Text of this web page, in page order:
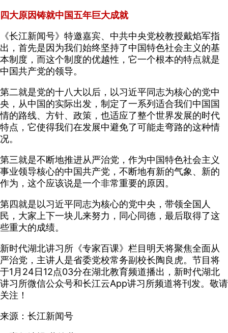
四大原因铸就中国五年巨大成就
《长江新闻号》特邀嘉宾、中共中央党校教授戴焰军指
出，首先是因为我们始终坚持了中国特色社会主义的基
本制度，而这个制度的优越性，它一个根本的特点就是
中国共产党的领导。
第二就是党的十八大以后，以习近平同志为核心的党中
央，从中国的实际出发，制定了一系列适合我们中国国
情的路线、方针、政策，也适应了整个世界发展的时代
特点，它使得我们在发展中避免了可能走弯路的这种情
况。
第三就是不断地推进从严治党，作为中国特色社会主义
事业领导核心的中国共产党，不断地有新的气象、新的
作为，这个应该说是一个非常重要的原因。
第四就是以习近平同志为核心的党中央，带领全国人
民，大家上下一块儿来努力，同心同德，最后取得了这
些重大的成绩。
新时代湖北讲习所《专家百课》栏目明天将聚焦全面从
严治党，主讲人是省委党校常务副校长陶良虎。节目将
于1月24日12点03分在湖北教育频道播出，新时代湖北
讲习所微信公众号和长江云App讲习所频道将刊发。敬请
关注！
来源：长江新闻号